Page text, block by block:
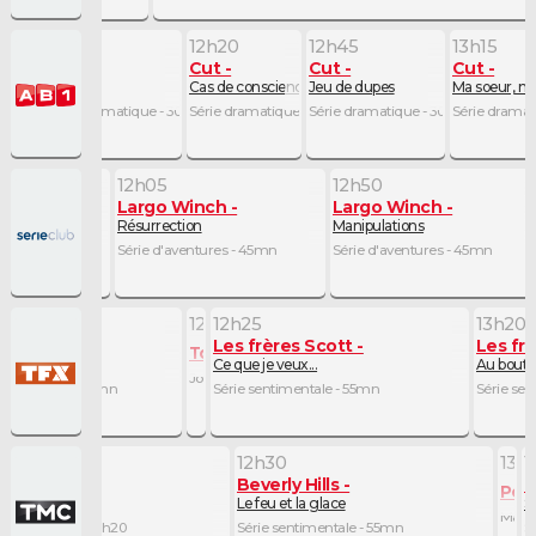
- 25mn
L'aveu
Série dramatique - 30mn
12h20
Cut
Cas de conscience
Série dramatique - 25mn
12h45
Cut
Jeu de dupes
Série dramatique - 30mn
13h15
Cut
Ma soeur,
Série
12h05
Largo Winch
Résurrection
Série d'aventures - 45mn
12h50
Largo Winch
Manipulations
Série d'aventures - 45mn
de la comète
- 50mn
12h20
Top Info
Journal - 5mn
12h25
Les frères Scott
Ce que je veux...
Série sentimentale - 55mn
13h20
Les
Au bout
Série
de Noël
sentimentale - 1h20
12h30
Beverly Hills
Le feu et la glace
Série sentimentale - 55mn